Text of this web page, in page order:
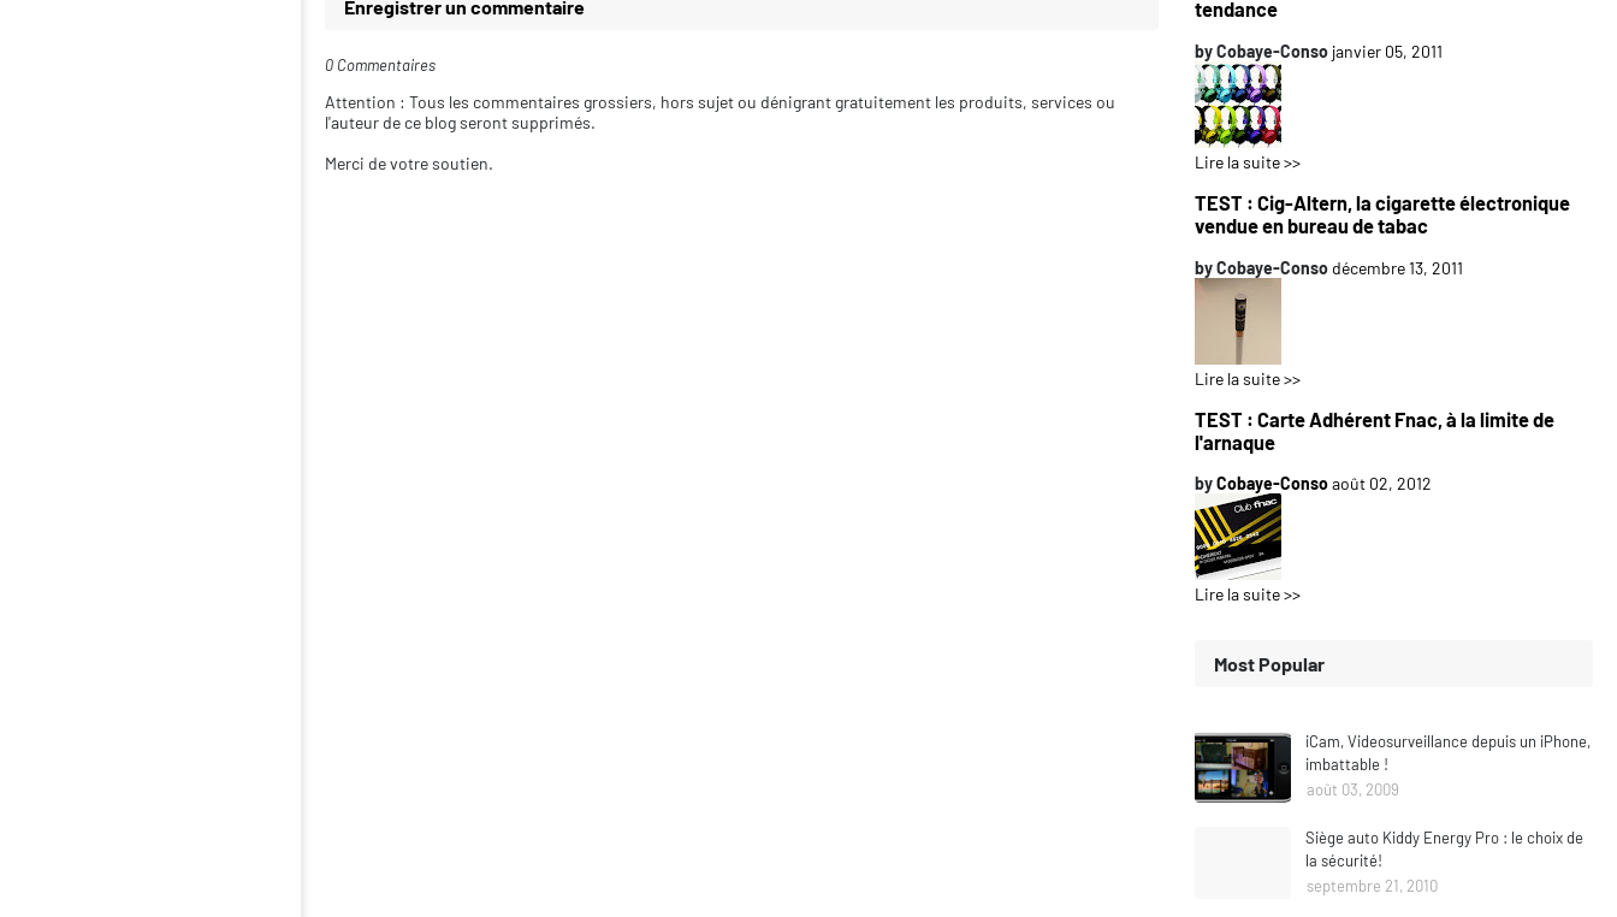
Enregistrer un commentaire
0 Commentaires
Attention : Tous les commentaires grossiers, hors sujet ou dénigrant gratuitement les produits, services ou
l'auteur de ce blog seront supprimés.
Merci de votre soutien.
tendance
byCobaye-Conso janvier 05, 2011
Lire la suite >>
TEST : Cig-Altern, la cigarette électronique
vendue en bureau de tabac
byCobaye-Conso décembre 13, 2011
Lire la suite >>
TEST : Carte Adhérent Fnac, à la limite de
l'arnaque
byCobaye-Consoaoût 02, 2012
Lire la suite >>
Most Popular
iCam, Videosurveillance depuis un iPhone,
imbattable !
août 03, 2009
Siège auto Kiddy Energy Pro : le choix de
la sécurité!
septembre 21, 2010